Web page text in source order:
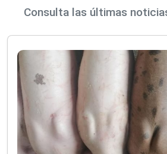
Consulta las últimas